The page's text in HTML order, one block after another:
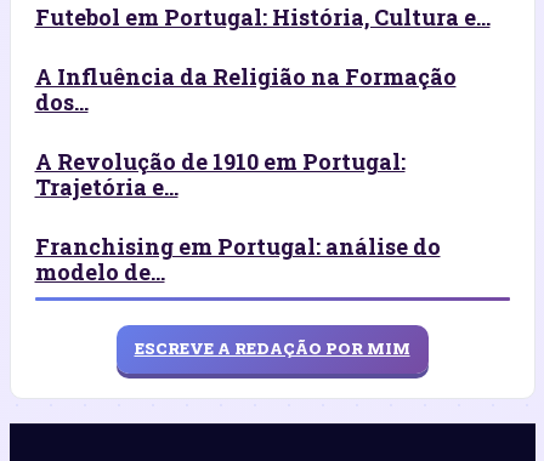
Futebol em Portugal: História, Cultura e...
A Influência da Religião na Formação
dos...
A Revolução de 1910 em Portugal:
Trajetória e...
Franchising em Portugal: análise do
modelo de...
ESCREVE A REDAÇÃO POR MIM